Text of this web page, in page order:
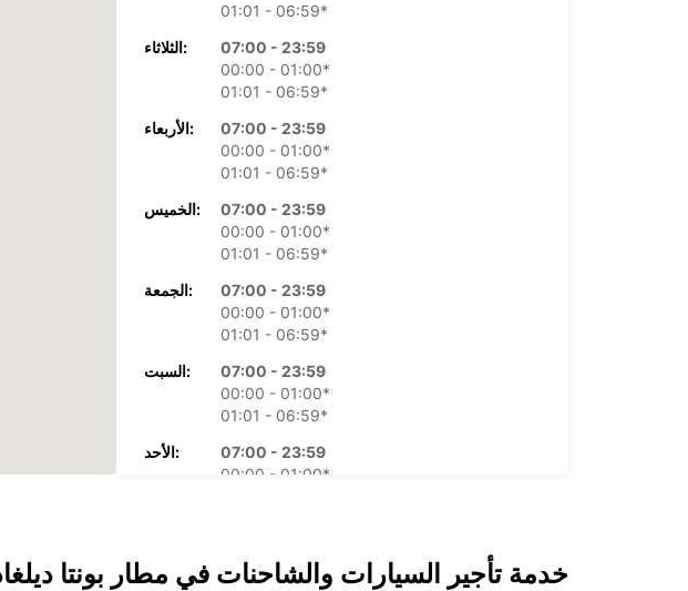
01:01 - 06:59*
الثلاثاء:
07:00 - 23:59
00:00 - 01:00*
01:01 - 06:59*
الأربعاء:
07:00 - 23:59
00:00 - 01:00*
01:01 - 06:59*
الخميس:
07:00 - 23:59
00:00 - 01:00*
01:01 - 06:59*
الجمعة:
07:00 - 23:59
00:00 - 01:00*
01:01 - 06:59*
السبت:
07:00 - 23:59
00:00 - 01:00*
01:01 - 06:59*
الأحد:
07:00 - 23:59
00:00 - 01:00*
These opening hours may vary due to public holidays.
خدمة تأجير السيارات والشاحنات في مطار بونتا